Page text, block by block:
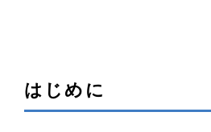
はじめに